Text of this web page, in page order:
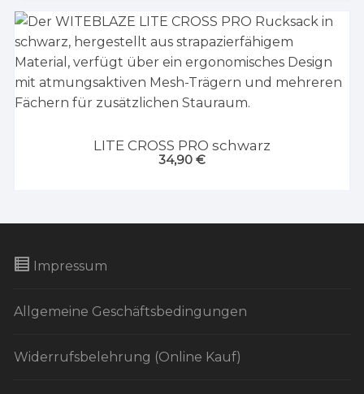
LITE CROSS PRO schwarz
34,90 €
Impressum
Allgemeine Geschäftsbedingungen
Widerrufsbelehrung (Online Kauf)